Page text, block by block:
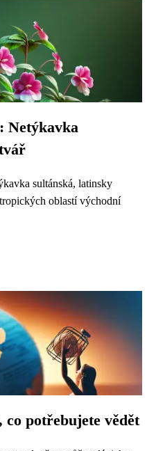
Netýkavka
sultánská, latinsky
oblastí východní
co potřebujete vědět